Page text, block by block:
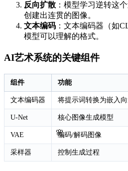
🌸
反向扩散 ：模型学习逆转这
创建出连贯的图像。
文本编码 ：文本编码器（如
模型可以理解的格式。
AI艺术系统的关键组件
组件 功能
文本编码器 将提示词转换为嵌入
U-Net 核心图像生成模型
VAE 编码/解码图像
采样器 控制生成过程